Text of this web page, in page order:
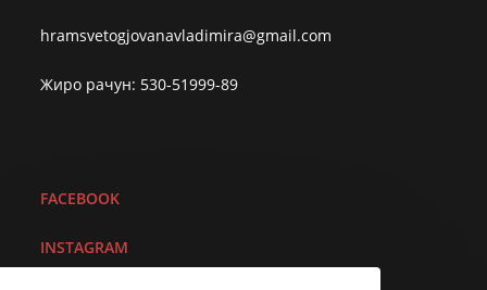
hramsvetogjovanavladimira@gmail.com
Жиро рачун: 530-51999-89
FACEBOOK
INSTAGRAM